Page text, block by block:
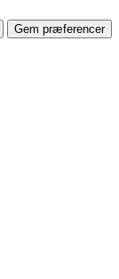
Gem præferencer